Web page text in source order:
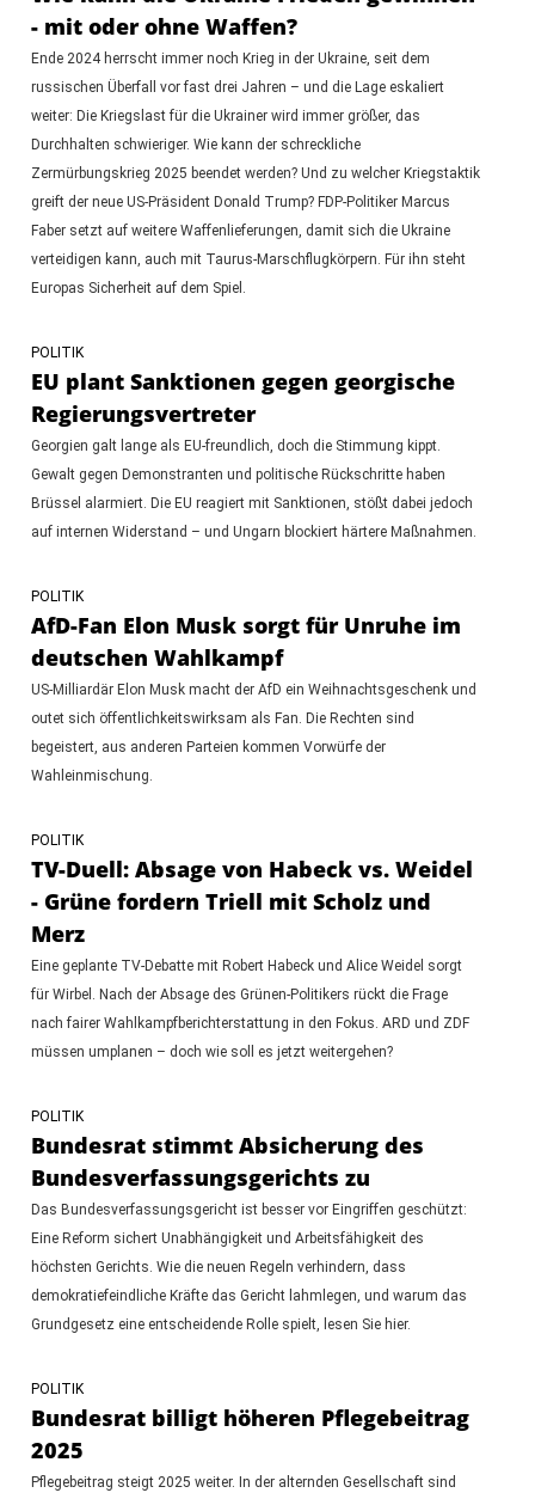
- mit oder ohne Waffen?
Ende 2024 herrscht immer noch Krieg in der Ukraine, seit dem
russischen Überfall vor fast drei Jahren – und die Lage eskaliert
weiter: Die Kriegslast für die Ukrainer wird immer größer, das
Durchhalten schwieriger. Wie kann der schreckliche
Zermürbungskrieg 2025 beendet werden? Und zu welcher Kriegstaktik
greift der neue US-Präsident Donald Trump? FDP-Politiker Marcus
Faber setzt auf weitere Waffenlieferungen, damit sich die Ukraine
verteidigen kann, auch mit Taurus-Marschflugkörpern. Für ihn steht
Europas Sicherheit auf dem Spiel.
POLITIK
EU plant Sanktionen gegen georgische
Regierungsvertreter
Georgien galt lange als EU-freundlich, doch die Stimmung kippt.
Gewalt gegen Demonstranten und politische Rückschritte haben
Brüssel alarmiert. Die EU reagiert mit Sanktionen, stößt dabei jedoch
auf internen Widerstand – und Ungarn blockiert härtere Maßnahmen.
POLITIK
AfD-Fan Elon Musk sorgt für Unruhe im
deutschen Wahlkampf
US-Milliardär Elon Musk macht der AfD ein Weihnachtsgeschenk und
outet sich öffentlichkeitswirksam als Fan. Die Rechten sind
begeistert, aus anderen Parteien kommen Vorwürfe der
Wahleinmischung.
POLITIK
TV-Duell: Absage von Habeck vs. Weidel
- Grüne fordern Triell mit Scholz und
Merz
Eine geplante TV-Debatte mit Robert Habeck und Alice Weidel sorgt
für Wirbel. Nach der Absage des Grünen-Politikers rückt die Frage
nach fairer Wahlkampfberichterstattung in den Fokus. ARD und ZDF
müssen umplanen – doch wie soll es jetzt weitergehen?
POLITIK
Bundesrat stimmt Absicherung des
Bundesverfassungsgerichts zu
Das Bundesverfassungsgericht ist besser vor Eingriffen geschützt:
Eine Reform sichert Unabhängigkeit und Arbeitsfähigkeit des
höchsten Gerichts. Wie die neuen Regeln verhindern, dass
demokratiefeindliche Kräfte das Gericht lahmlegen, und warum das
Grundgesetz eine entscheidende Rolle spielt, lesen Sie hier.
POLITIK
Bundesrat billigt höheren Pflegebeitrag
2025
Pflegebeitrag steigt 2025 weiter. In der alternden Gesellschaft sind